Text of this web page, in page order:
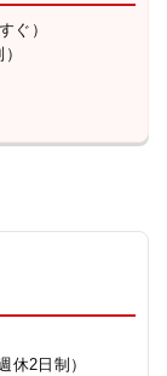
ぐ）
休2日制）